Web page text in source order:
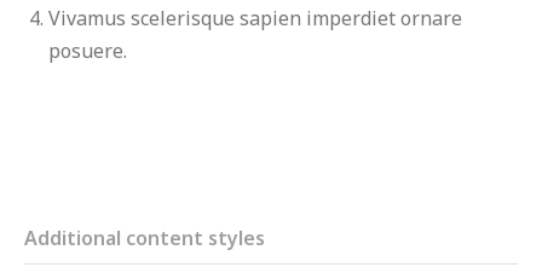
Vivamus scelerisque sapien imperdiet ornare
posuere.
Additional content styles